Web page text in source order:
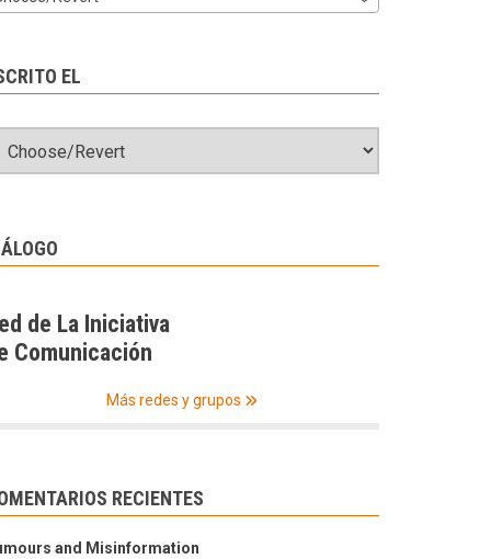
EL
de La Iniciativa
Comunicación
Más redes y grupos
RECIENTES
and Misinformation